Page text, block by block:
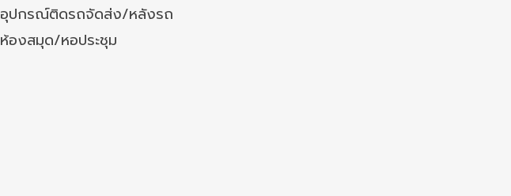
อุปกรณ์ติดรถจัดส่ง/หลังรถ
ห้องสมุด/หอประชุม